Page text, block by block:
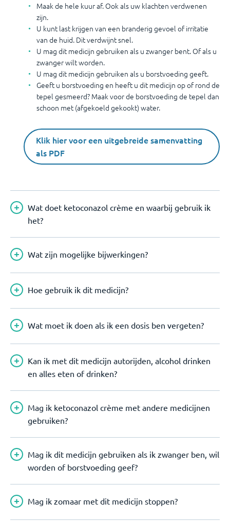
Maak de hele kuur af. Ook als uw klachten verdwenen
zijn.
U kunt last krijgen van een branderig gevoel of irritatie
van de huid. Dit verdwijnt snel.
U mag dit medicijn gebruiken als u zwanger bent. Of als u
zwanger wilt worden.
U mag dit medicijn gebruiken als u borstvoeding geeft.
Geeft u borstvoeding en heeft u dit medicijn op of rond de
tepel gesmeerd? Maak voor de borstvoeding de tepel dan
schoon met (afgekoeld gekookt) water.
Klik hier voor een uitgebreide samenvatting
als PDF
Wat doet ketoconazol crème en waarbij gebruik ik
het?
Wat zijn mogelijke bijwerkingen?
Hoe gebruik ik dit medicijn?
Wat moet ik doen als ik een dosis ben vergeten?
Kan ik met dit medicijn autorijden, alcohol drinken
en alles eten of drinken?
Mag ik ketoconazol crème met andere medicijnen
gebruiken?
Mag ik dit medicijn gebruiken als ik zwanger ben, wil
worden of borstvoeding geef?
Mag ik zomaar met dit medicijn stoppen?